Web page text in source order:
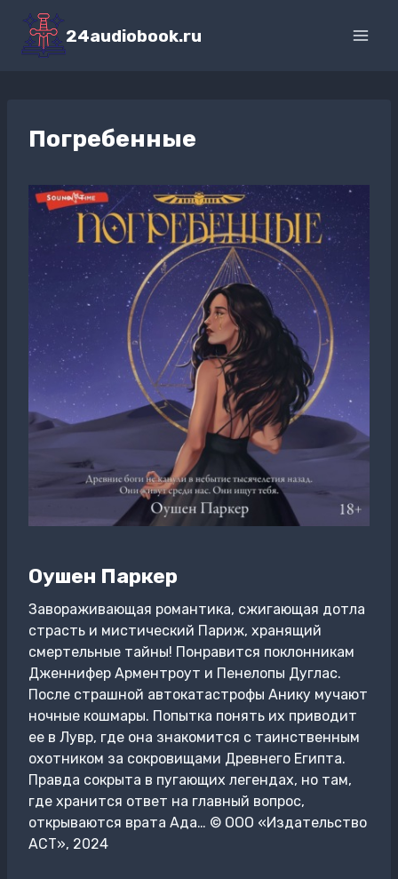
Перейти
содержимому
24audiobook.ru
Погребенные
Оушен Паркер
Завораживающая романтика, сжигающая дотла
страсть и мистический Париж, хранящий
смертельные тайны! Понравится поклонникам
Дженнифер Арментроут и Пенелопы Дуглас.
После страшной автокатастрофы Анику мучают
ночные кошмары. Попытка понять их приводит
ее в Лувр, где она знакомится с таинственным
охотником за сокровищами Древнего Египта.
Правда сокрыта в пугающих легендах, но там,
где хранится ответ на главный вопрос,
открываются врата Ада… © ООО «Издательство
АСТ», 2024